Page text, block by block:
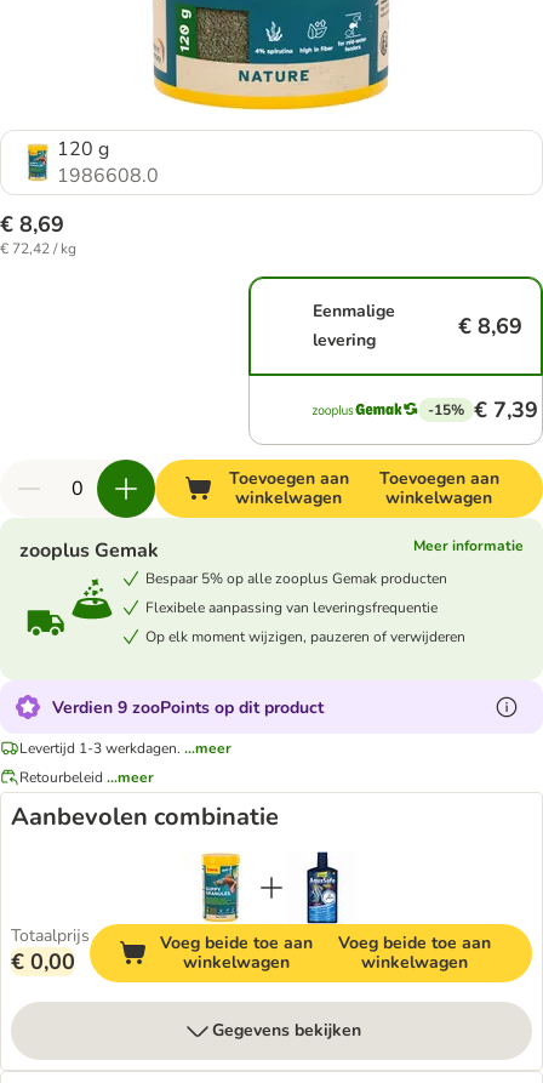
120 g
1986608.0
€ 8,69
€ 72,42 / kg
Eenmalige
levering
€ 8,69
-15% € 7,39
Toevoegen aan
winkelwagen
Toevoegen aan
winkelwagen
zooplus Gemak
Meer informatie
Bespaar 5% op alle zooplus Gemak producten
Flexibele aanpassing van leveringsfrequentie
Op elk moment wijzigen, pauzeren of verwijderen
Verdien 9 zooPoints op dit product
Levertijd 1-3 werkdagen. ...meer
Retourbeleid ...meer
Aanbevolen combinatie
Totaalprijs
€ 0,00
Voeg beide toe aan
winkelwagen
Voeg beide toe aan
winkelwagen
Gegevens bekijken